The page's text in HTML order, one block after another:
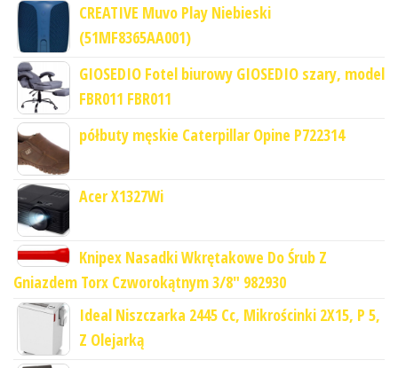
CREATIVE Muvo Play Niebieski
(51MF8365AA001)
GIOSEDIO Fotel biurowy GIOSEDIO szary, model
FBR011 FBR011
półbuty męskie Caterpillar Opine P722314
Acer X1327Wi
Knipex Nasadki Wkrętakowe Do Śrub Z
Gniazdem Torx Czworokątnym 3/8" 982930
Ideal Niszczarka 2445 Cc, Mikrościnki 2X15, P 5,
Z Olejarką